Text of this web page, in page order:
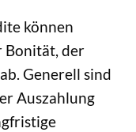
können
Bonität, der
Generell sind
Auszahlung